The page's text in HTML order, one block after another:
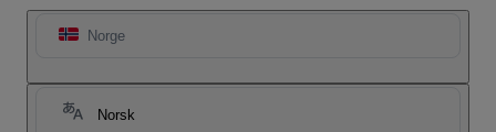
Norge
Norsk